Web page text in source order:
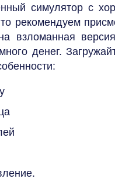
симулятор с
рекомендуем
взломанная
денег.